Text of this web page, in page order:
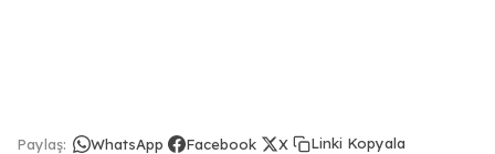
Paylaş: WhatsApp Facebook X Linki Kopyala